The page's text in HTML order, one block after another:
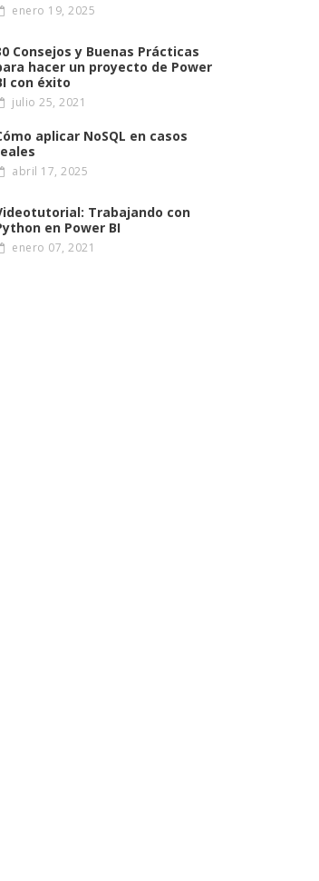
enero 19, 2025
Consejos y Buenas Prácticas
hacer un proyecto de Power
con éxito
julio 25, 2021
aplicar NoSQL en casos
abril 17, 2025
Trabajando con
en Power BI
enero 07, 2021